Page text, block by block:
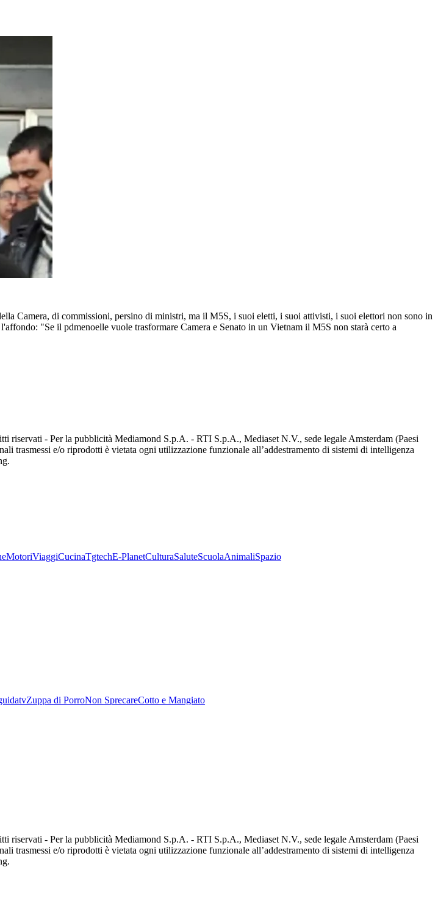
Camera, di commissioni, persino di ministri, ma il M5S, i suoi eletti, i suoi attivisti, i suoi elettori non sono in
"Se il pdmenoelle vuole trasformare Camera e Senato in un Vietnam il M5S non starà certo a
riservati - Per la pubblicità Mediamond S.p.A. - RTI S.p.A., Mediaset N.V., sede legale Amsterdam (Paesi
trasmessi e/o riprodotti è vietata ogni utilizzazione funzionale all’addestramento di sistemi di intelligenza
MotoriViaggiCucinaTgtechE-PlanetCulturaSaluteScuolaAnimaliSpazio
Zuppa di PorroNon SprecareCotto e Mangiato
riservati - Per la pubblicità Mediamond S.p.A. - RTI S.p.A., Mediaset N.V., sede legale Amsterdam (Paesi
trasmessi e/o riprodotti è vietata ogni utilizzazione funzionale all’addestramento di sistemi di intelligenza